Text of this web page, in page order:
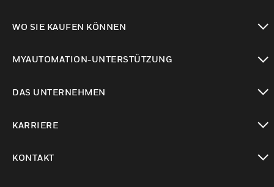
WO SIE KAUFEN KÖNNEN
MYAUTOMATION-UNTERSTÜTZUNG
DAS UNTERNEHMEN
KARRIERE
KONTAKT